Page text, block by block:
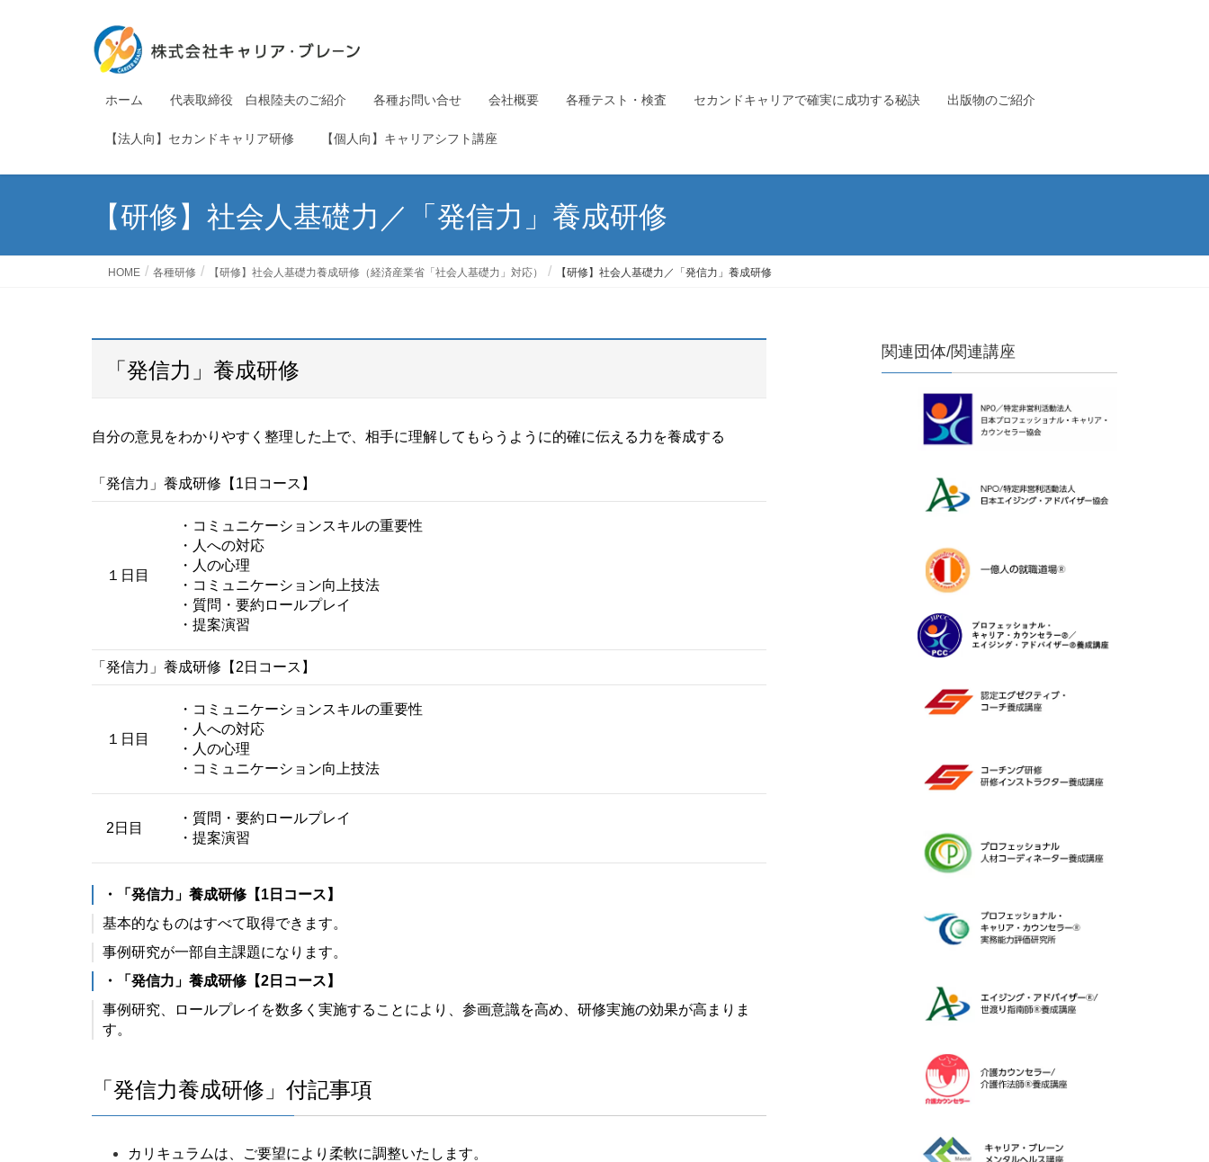
ホーム 代表取締役 白根陸夫のご紹介 各種お問い合せ 会社概要 各種テスト・検査 セカンドキャリアで確実に成功する秘訣 出版物のご紹介
【法人向】セカンドキャリア研修 【個人向】キャリアシフト講座
【研修】社会人基礎力／「発信力」養成研修
HOME 各種研修 【研修】社会人基礎力養成研修（経済産業省「社会人基礎力」対応） 【研修】社会人基礎力／「発信力」養成研修
「発信力」養成研修
自分の意見をわかりやすく整理した上で、相手に理解してもらうように的確に伝える力を養成する
「発信力」養成研修【1日コース】
１日目
・コミュニケーションスキルの重要性
・人への対応
・人の心理
・コミュニケーション向上技法
・質問・要約ロールプレイ
・提案演習
「発信力」養成研修【2日コース】
１日目
・コミュニケーションスキルの重要性
・人への対応
・人の心理
・コミュニケーション向上技法
2日目
・質問・要約ロールプレイ
・提案演習
・「発信力」養成研修【1日コース】
基本的なものはすべて取得できます。
事例研究が一部自主課題になります。
・「発信力」養成研修【2日コース】
事例研究、ロールプレイを数多く実施することにより、参画意識を高め、研修実施の効果が高まりま
す。
「発信力養成研修」付記事項
カリキュラムは、ご要望により柔軟に調整いたします。
関連団体/関連講座